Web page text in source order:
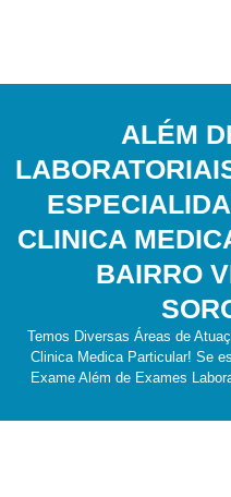
ALÉM
CLINICA
BAIRRO
Temos Diversas Áreas de
Clinica Medica Particular! Se
Exame Além de Exames